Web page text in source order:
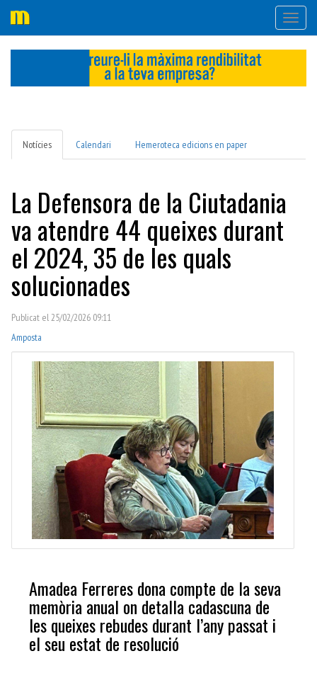
Notícies Calendari Hemeroteca edicions en paper
La Defensora de la Ciutadania
va atendre 44 queixes durant
el 2024, 35 de les quals
solucionades
Publicat el 25/02/2026 09:11
Amposta
Amadea Ferreres dona compte de la seva
memòria anual on detalla cadascuna de
les queixes rebudes durant l’any passat i
el seu estat de resolució